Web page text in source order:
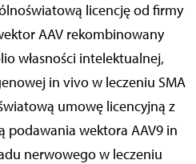
licencję od firmy
AAV rekombinowany
własności intelektualnej,
in vivo w leczeniu SMA
umowę licencyjną z
podawania wektora AAV9 in
nerwowego w leczeniu